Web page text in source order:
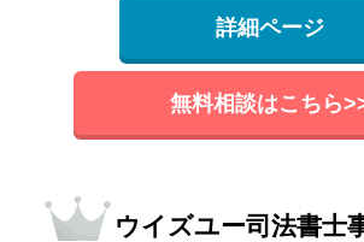
詳細ページ
無料相談はこちら
ウイズユー司法書士